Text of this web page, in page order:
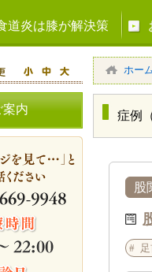
道炎は膝が解決策
ホー
症例
股
案内